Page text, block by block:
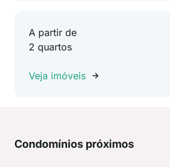
A partir de
2 quartos
Veja imóveis
Condomínios próximos